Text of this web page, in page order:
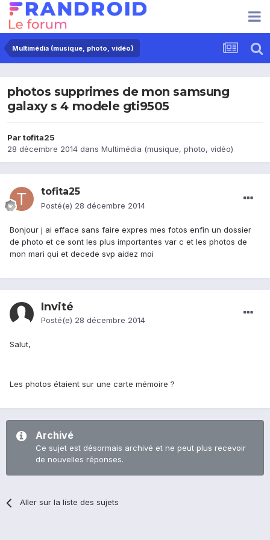
Multimédia (musique, photo, vidéo)
photos supprimes de mon samsung
galaxy s 4 modele gti9505
Partofita25
28 décembre 2014 dans Multimédia (musique, photo, vidéo)
tofita25
Posté(e) 28 décembre 2014
Bonjour j ai efface sans faire expres mes fotos enfin un dossier
de photo et ce sont les plus importantes var c et les photos de
mon mari qui et decede svp aidez moi
Invité
Posté(e) 28 décembre 2014
Salut,
Les photos étaient sur une carte mémoire ?
Archivé
Ce sujet est désormais archivé et ne peut plus recevoir
de nouvelles réponses.
Aller sur la liste des sujets